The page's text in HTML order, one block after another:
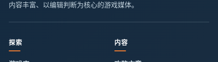
内容丰富、以编辑判断为核心的游戏媒体。
探索 内容